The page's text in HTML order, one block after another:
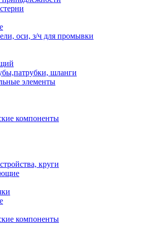
оси, з/ч для промывки
шланги
элементы
компоненты
круги
компоненты